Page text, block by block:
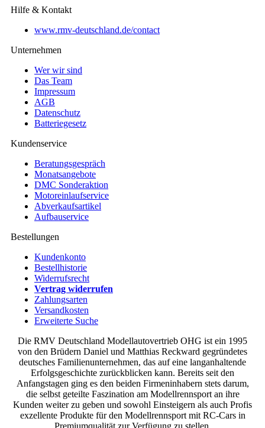
Hilfe & Kontakt
www.rmv-deutschland.de/contact
Unternehmen
Wer wir sind
Das Team
Impressum
AGB
Datenschutz
Batteriegesetz
Kundenservice
Beratungsgespräch
Monatsangebote
DMC Sonderaktion
Motoreinlaufservice
Abverkaufsartikel
Aufbauservice
Bestellungen
Kundenkonto
Bestellhistorie
Widerrufsrecht
Vertrag widerrufen
Zahlungsarten
Versandkosten
Erweiterte Suche
Die RMV Deutschland Modellautovertrieb OHG ist ein 1995
von den Brüdern Daniel und Matthias Reckward gegründetes
deutsches Familienunternehmen, das auf eine langanhaltende
Erfolgsgeschichte zurückblicken kann. Bereits seit den
Anfangstagen ging es den beiden Firmeninhabern stets darum,
die selbst geteilte Faszination am Modellrennsport an ihre
Kunden weiter zu geben und sowohl Einsteigern als auch Profis
exzellente Produkte für den Modellrennsport mit RC-Cars in
Premiumqualität zur Verfügung zu stellen.